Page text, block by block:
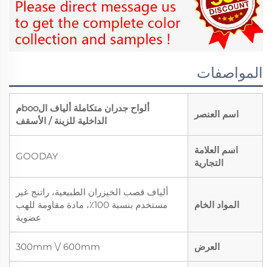
المواصفات
اسم العنصر
ألواح جدران متكاملة ألياف الbooم
الداخلية للزينة / الأسقف
اسم العلامة
التجارية
GOODAY
المواد الخام
ألياف قصب الخيزران الطبيعية، راتنج غير
مستخدم بنسبة 100٪، مادة مقاومة للهب
عضوية
العرض 300mm \/ 600mm